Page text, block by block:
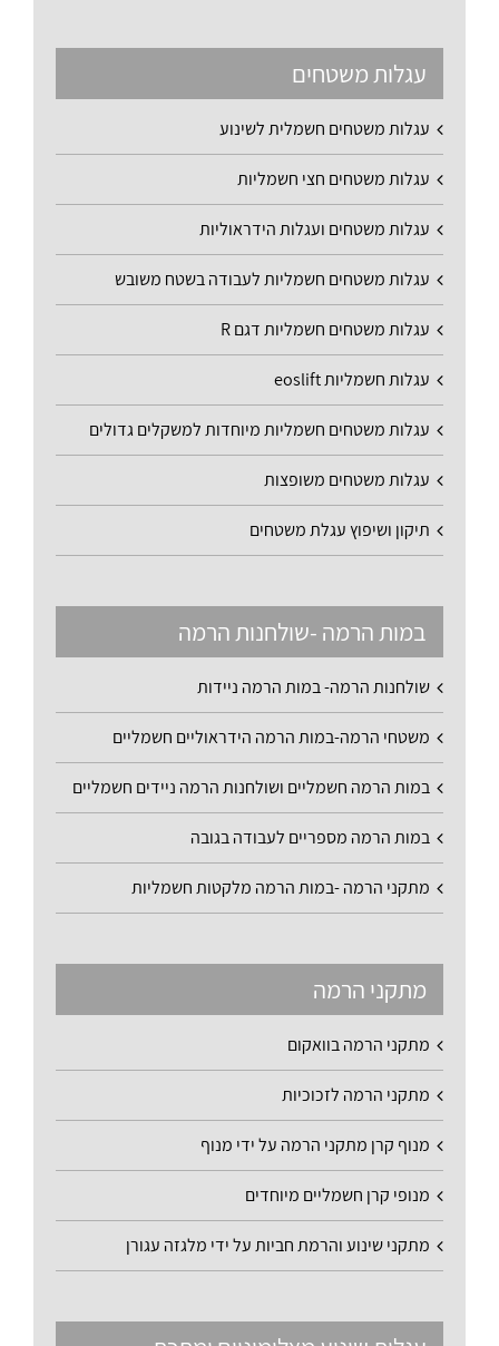
עגלות משטחים
עגלות משטחים חשמלית לשינוע
עגלות משטחים חצי חשמליות
עגלות משטחים ועגלות הידראוליות
עגלות משטחים חשמליות לעבודה בשטח משובש
עגלות משטחים חשמליות דגם R
עגלות חשמליות eoslift
עגלות משטחים חשמליות מיוחדות למשקלים גדולים
עגלות משטחים משופצות
תיקון ושיפוץ עגלת משטחים
במות הרמה -שולחנות הרמה
שולחנות הרמה- במות הרמה ניידות
משטחי הרמה-במות הרמה הידראוליים חשמליים
במות הרמה חשמליים ושולחנות הרמה ניידים חשמליים
במות הרמה מספריים לעבודה בגובה
מתקני הרמה -במות הרמה מלקטות חשמליות
מתקני הרמה
מתקני הרמה בוואקום
מתקני הרמה לזכוכיות
מנוף קרן מתקני הרמה על ידי מנוף
מנופי קרן חשמליים מיוחדים
מתקני שינוע והרמת חביות על ידי מלגזה עגורן